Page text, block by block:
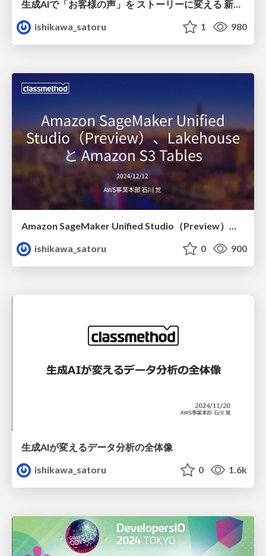
生成AIで「お客様の声」を ストーリーに変える 新潮流「Generative ETL」
ishikawa_satoru
1 980
ishikawa_satoru
0 900
生成AIが変えるデータ分析の全体像
ishikawa_satoru
0 1.6k